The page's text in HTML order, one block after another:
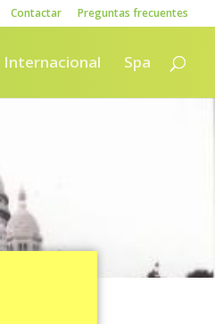
Contactar Preguntas frecuentes
Internacional Spa